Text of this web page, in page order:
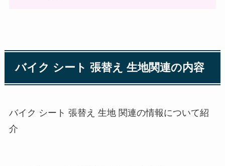
バイク シート 張替え 生地関連の内容
バイク シート 張替え 生地 関連の情報について紹
介